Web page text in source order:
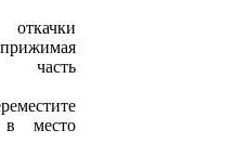
часть
в место